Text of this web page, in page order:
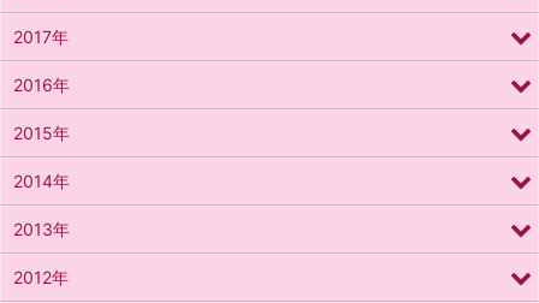
2017年
2016年
2015年
2014年
2013年
2012年